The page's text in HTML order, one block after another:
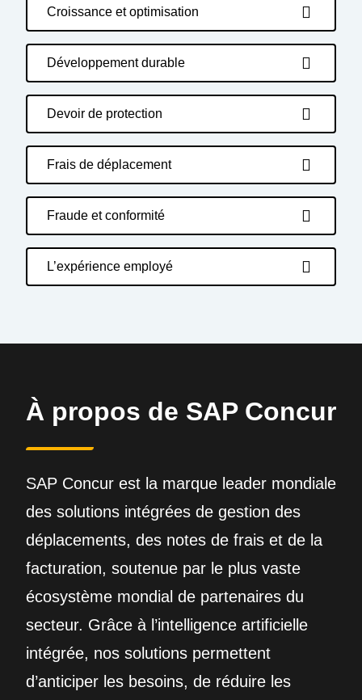
Croissance et optimisation
Développement durable
Devoir de protection
Frais de déplacement
Fraude et conformité
L’expérience employé
À propos de SAP Concur
SAP Concur est la marque leader mondiale
des solutions intégrées de gestion des
déplacements, des notes de frais et de la
facturation, soutenue par le plus vaste
écosystème mondial de partenaires du
secteur. Grâce à l’intelligence artificielle
intégrée, nos solutions permettent
d’anticiper les besoins, de réduire les